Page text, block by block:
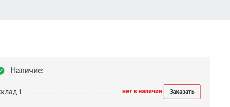
Наличие:
1 нет в наличии Заказать